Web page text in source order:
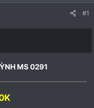
#1
MS 0291